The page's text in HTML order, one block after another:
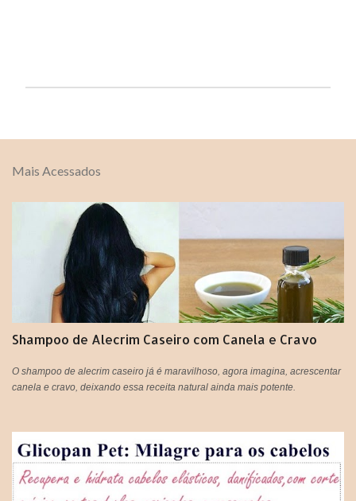
s
a
u
á
r
o
Mais Acessados
Shampoo de Alecrim Caseiro com Canela e Cravo
O shampoo de alecrim caseiro já é maravilhoso, agora imagina, acrescentar
canela e cravo, deixando essa receita natural ainda mais potente.